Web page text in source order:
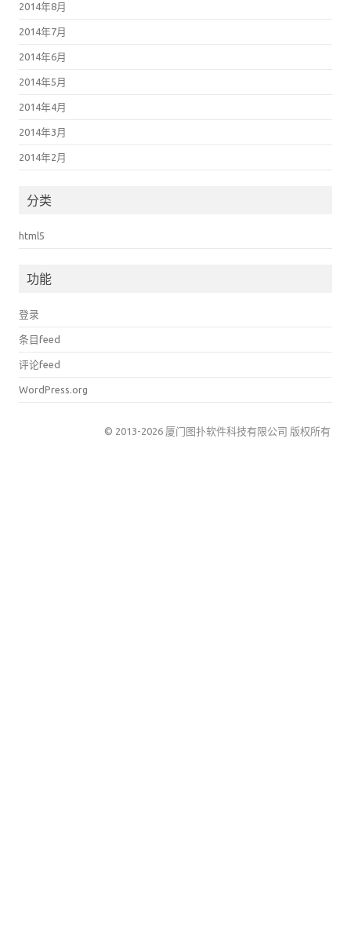
2014年8月
2014年7月
2014年6月
2014年5月
2014年4月
2014年3月
2014年2月
分类
html5
功能
登录
条目feed
评论feed
WordPress.org
© 2013-2026 厦门图扑软件科技有限公司 版权所有